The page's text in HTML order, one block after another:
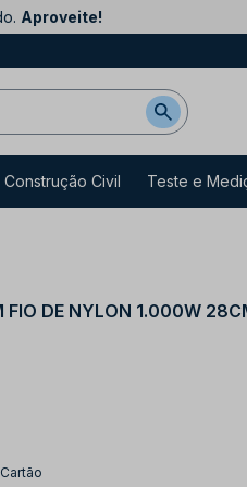
Aproveite!
Construção Civil Teste e
FIO DE NYLON 1.000W